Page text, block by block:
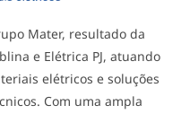
Mater, resultado da
e Elétrica PJ, atuando
elétricos e soluções
Com uma ampla